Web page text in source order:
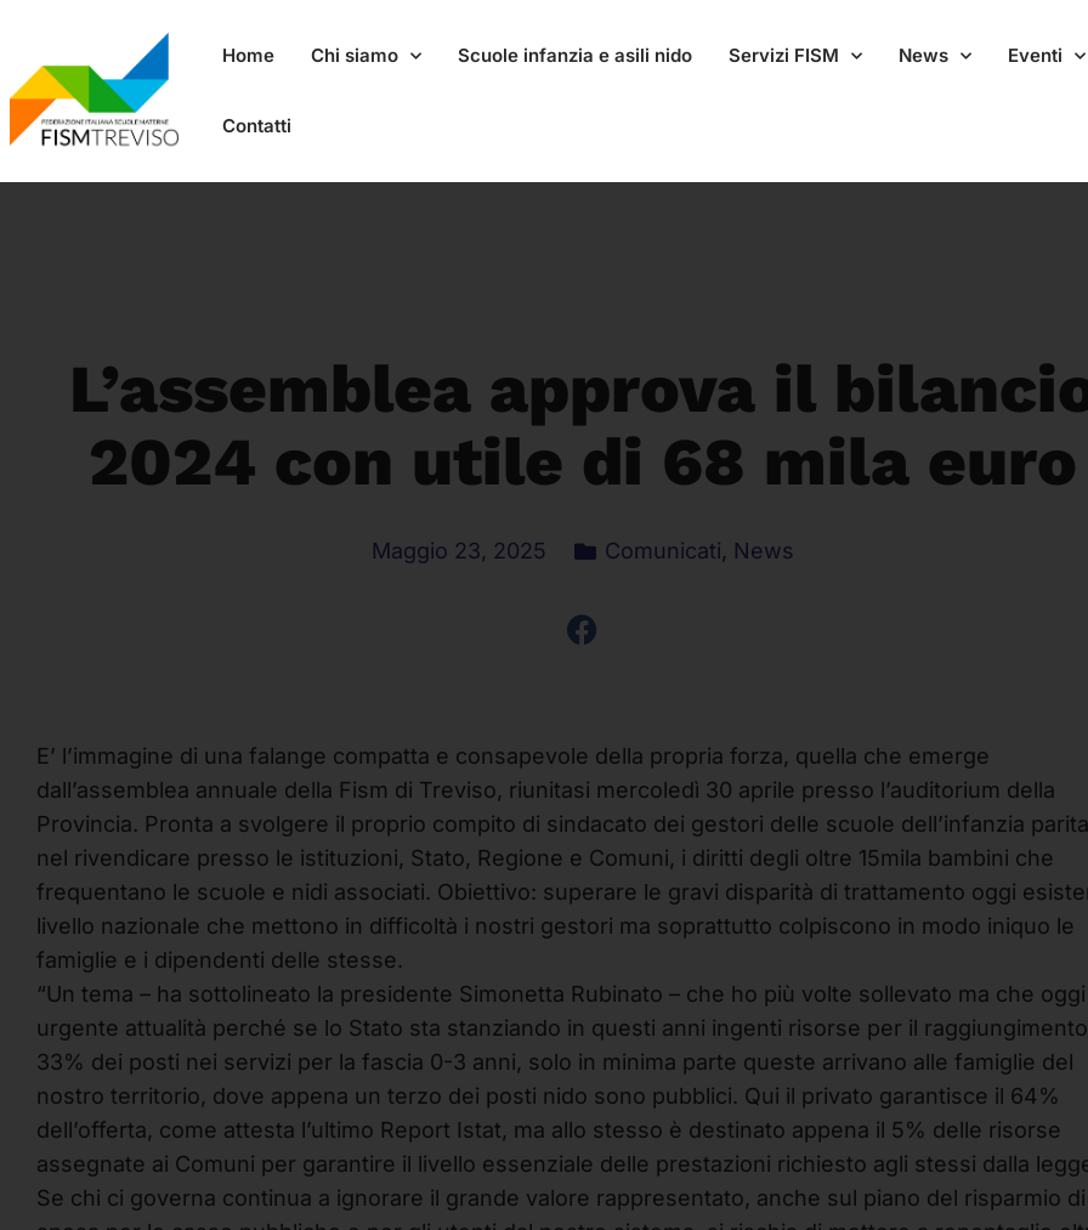
Home Chi siamo Scuole infanzia e asili nido Servizi FISM News Eventi
Contatti
L’assemblea approva il
2024 con utile di 68 mila euro
Maggio 23, 2025 Comunicati, News
E’ l’immagine di una falange compatta e consapevole della propria forza, quella che emerge
dall’assemblea annuale della Fism di Treviso, riunitasi mercoledì 30 aprile presso l’auditorium della
Provincia. Pronta a svolgere il proprio compito di sindacato dei gestori delle scuole dell’infanzia
nel rivendicare presso le istituzioni, Stato, Regione e Comuni, i diritti degli oltre 15mila bambini che
frequentano le scuole e nidi associati. Obiettivo: superare le gravi disparità di trattamento oggi
livello nazionale che mettono in difficoltà i nostri gestori ma soprattutto colpiscono in modo iniquo le
famiglie e i dipendenti delle stesse.
“Un tema – ha sottolineato la presidente Simonetta Rubinato – che ho più volte sollevato ma che
urgente attualità perché se lo Stato sta stanziando in questi anni ingenti risorse per il
33% dei posti nei servizi per la fascia 0-3 anni, solo in minima parte queste arrivano alle famiglie del
nostro territorio, dove appena un terzo dei posti nido sono pubblici. Qui il privato garantisce il 64%
dell’offerta, come attesta l’ultimo Report Istat, ma allo stesso è destinato appena il 5% delle risorse
assegnate ai Comuni per garantire il livello essenziale delle prestazioni richiesto agli stessi dalla
Se chi ci governa continua a ignorare il grande valore rappresentato, anche sul piano del risparmio di